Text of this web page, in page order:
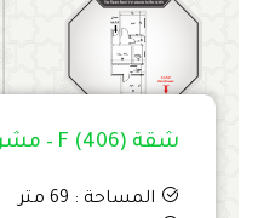
شقة F (406) – مشروع برج الظاهرة
المساحة : 69 متر